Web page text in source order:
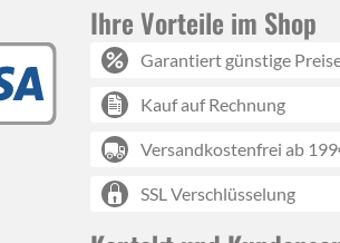
Ihre Vorteile im Shop
Garantiert günstige
Kauf auf Rechnung
Versandkostenfrei ab
SSL Verschlüsselung